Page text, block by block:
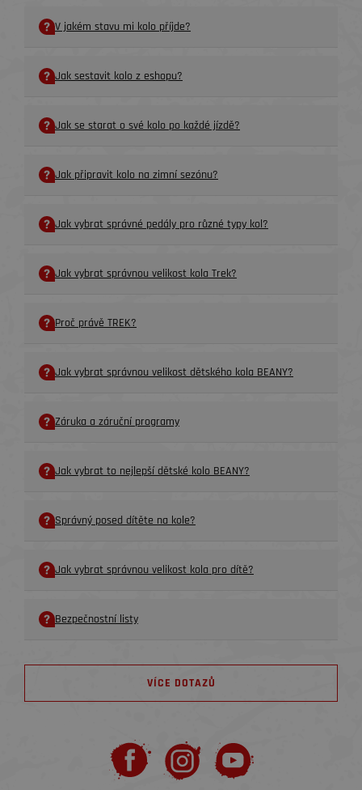
V jakém stavu mi kolo příjde?
Jak sestavit kolo z eshopu?
Jak se starat o své kolo po každé jízdě?
Jak připravit kolo na zimní sezónu?
Jak vybrat správné pedály pro různé typy kol?
Jak vybrat správnou velikost kola Trek?
Proč právě TREK?
Jak vybrat správnou velikost dětského kola BEANY?
Záruka a záruční programy
Jak vybrat to nejlepší dětské kolo BEANY?
Správný posed dítěte na kole?
Jak vybrat správnou velikost kola pro dítě?
Bezpečnostní listy
VÍCE DOTAZŮ